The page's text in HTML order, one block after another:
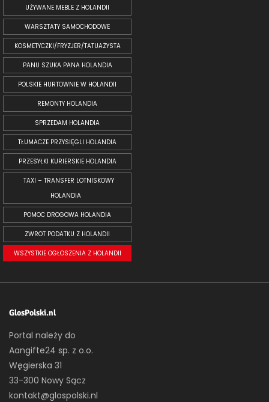
UŻYWANE MEBLE Z HOLANDII
WARSZTATY SAMOCHODOWE
KOSMETYCZKI/FRYZJER/TATUAŻYSTA
PANU SZUKA PANA HOLANDIA
POLSKIE HURTOWNIE W HOLANDII
REMONTY HOLANDIA
SPRZEDAM HOLANDIA
TŁUMACZE PRZYSIĘGLI HOLANDIA
PRZESYŁKI KURIERSKIE HOLANDIA
TAXI – TRANSFER LOTNISKOWY
HOLANDIA
POMOC DROGOWA HOLANDIA
ZWROT PODATKU Z HOLANDII
WSZYSTKIE OGŁOSZENIA Z HOLANDII
GlosPolski.nl
Portal należy do
Aangifte24 sp. z o.o.
Węgierska 31
33-300 Nowy Sącz
kontakt@glospolski.nl